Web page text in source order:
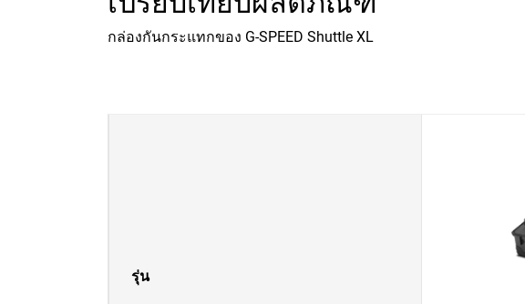
กล่องกันกระแทกของ G-SPEED Shuttle XL
รุ่น